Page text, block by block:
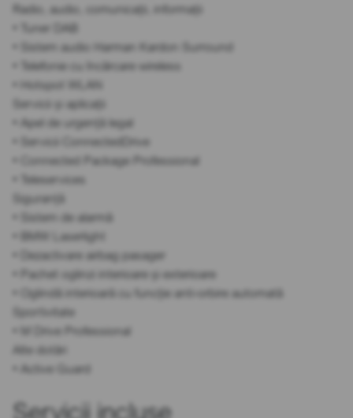
Radio, audio, comunicații, informații
• Tuner DAB
• Sistem audio Harman Kardon Surround
• Telefonie cu încărcare wireless
• Hotspot WLAN
Servicii și aplicații
• Apel de urgență legal
• Servicii ConnectedDrive
• Connected Package Professional
• Teleservices
Siguranță
• Sistem de alarmă
• BMW Laserlight
• Dezactivare airbag pasager
• Pachet oglinzi interioare și exterioare
• Oglindă interioară cu funcție anti-orbire automată
Sportivitate
• M Drive Professional
Alte dotări
• Active Guard
Servicii incluse